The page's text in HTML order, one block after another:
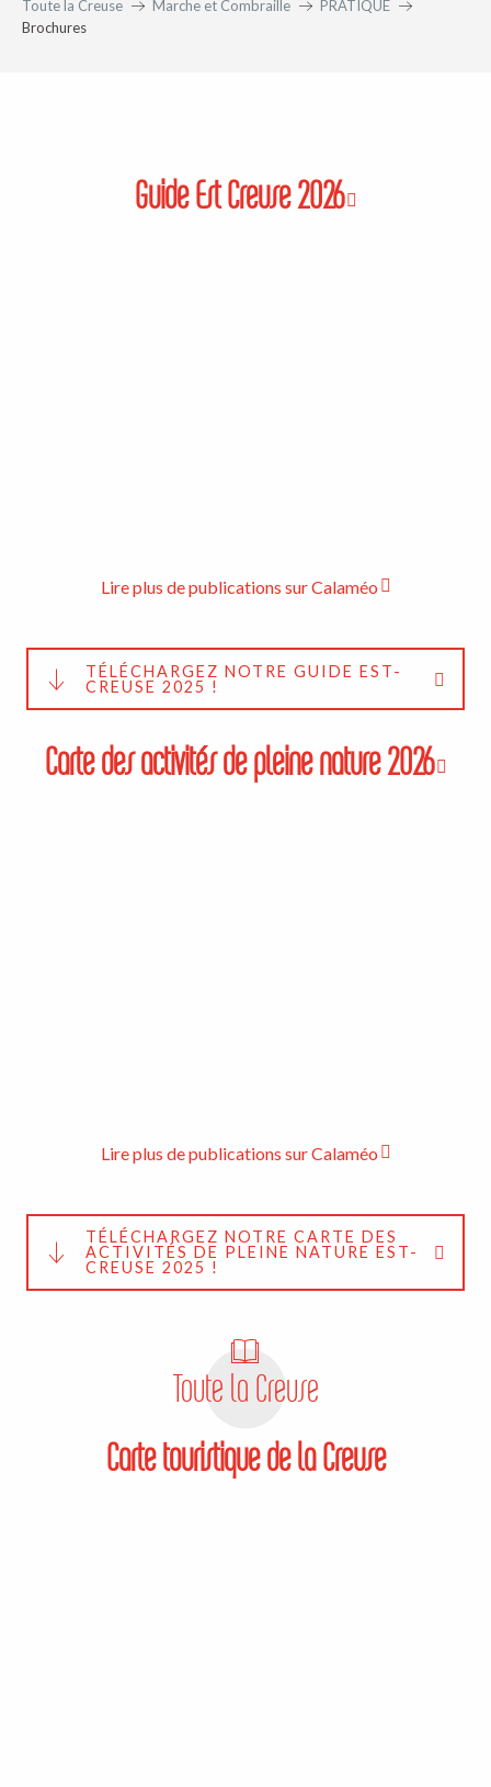
Toute la Creuse Marche et Combraille
PRATIQUE
Brochures
Guide Est Creuse 2026
Lire plus de publications sur Calaméo
TÉLÉCHARGEZ NOTRE GUIDE EST-
CREUSE 2025 !
Carte des activités de pleine nature 2026
Lire plus de publications sur Calaméo
TÉLÉCHARGEZ NOTRE CARTE DES
ACTIVITÉS DE PLEINE NATURE EST-
CREUSE 2025 !
Toute la Creuse
Carte touristique de la Creuse